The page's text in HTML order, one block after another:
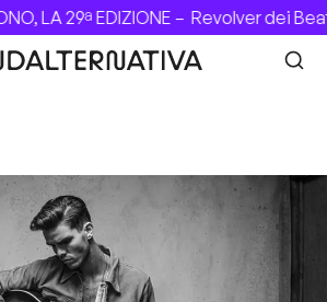
LA 29ª EDIZIONE – Revolver dei